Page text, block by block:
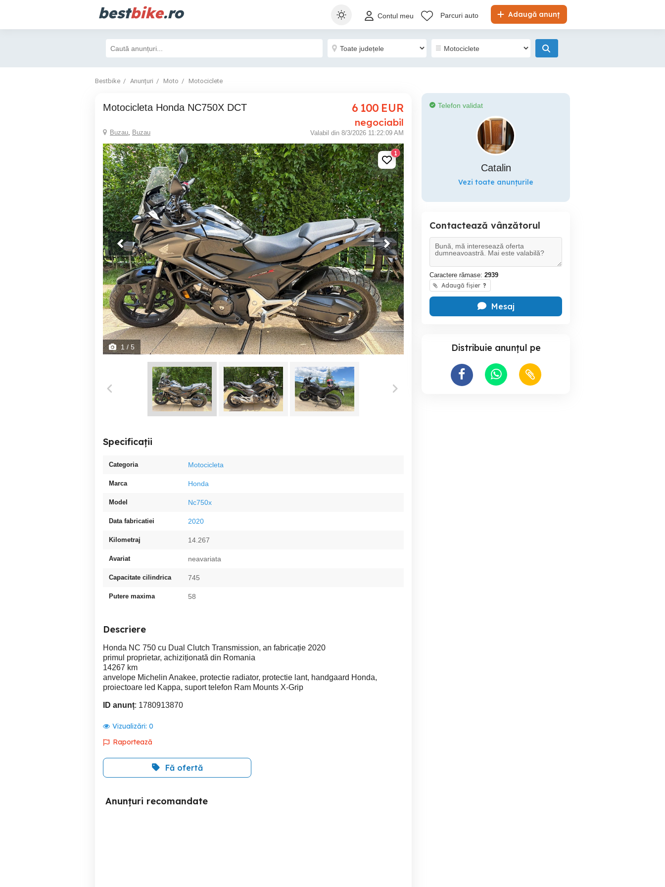
bestbike.ro Adaugă anunț
Contul meu Parcuri auto
Bestbike Anunțuri Moto Motociclete
Motocicleta Honda NC750X DCT 6 100 EUR
negociabil
Buzau, Buzau Valabil din 8/3/2026 11:22:09 AM
1
1/ 5
Specificații
Categoria Motocicleta
Marca Honda
Model Nc750x
Data fabricatiei 2020
Kilometraj 14.267
Avariat neavariata
Capacitate cilindrica 745
Putere maxima 58
Descriere
Honda NC 750 cu Dual Clutch Transmission, an fabricație 2020
primul proprietar, achiziționată din Romania
14267 km
anvelope Michelin Anakee, protectie radiator, protectie lant, handgaard Honda,
proiectoare led Kappa, suport telefon Ram Mounts X-Grip
ID anunț: 1780913870
Vizualizări: 0
Raportează
Fă ofertă
Anunțuri recomandate
Telefon validat
Catalin
Vezi toate anunțurile
Contactează vânzătorul
Caractere rămase: 2939
Adaugă fișier ?
Mesaj
Distribuie anunțul pe